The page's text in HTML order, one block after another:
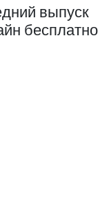
выпуск
бесплатно